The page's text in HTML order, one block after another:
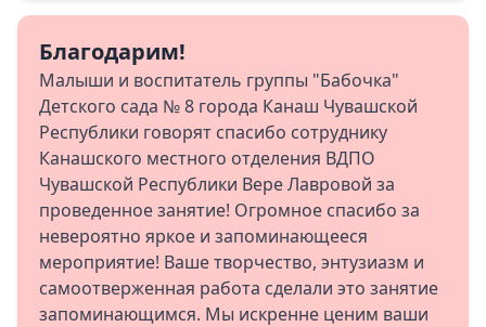
Благодарим!
Малыши и воспитатель группы "Бабочка"
Детского сада № 8 города Канаш Чувашской
Республики говорят спасибо сотруднику
Канашского местного отделения ВДПО
Чувашской Республики Вере Лавровой за
проведенное занятие! Огромное спасибо за
невероятно яркое и запоминающееся
мероприятие! Ваше творчество, энтузиазм и
самоотверженная работа сделали это занятие
запоминающимся. Мы искренне ценим ваши